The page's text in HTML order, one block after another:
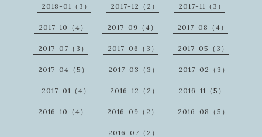
2018-01（3） 2017-12（2） 2017-11（3）
2017-10（4） 2017-09（4） 2017-08（4）
2017-07（3） 2017-06（3） 2017-05（3）
2017-04（5） 2017-03（3） 2017-02（3）
2017-01（4） 2016-12（2） 2016-11（5）
2016-10（4） 2016-09（2） 2016-08（5）
2016-07（2）